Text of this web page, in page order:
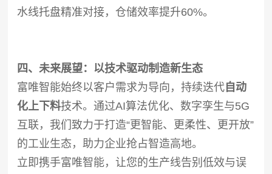
水线托盘精准对接，仓储效率提升60%。
四、 未来展望：以技术驱动制造新生态
富唯智能始终以客户需求为导向，持续迭代自动
化上下料技术。通过AI算法优化、数字孪生与5G
互联，我们致力于打造“更智能、更柔性、更开放”
的工业生态，助力企业抢占智造高地。
立即携手富唯智能，让您的生产线告别低效与误